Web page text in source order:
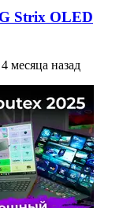
Strix OLED
4 месяца назад